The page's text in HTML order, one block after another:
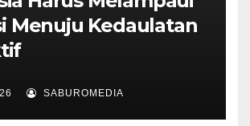
Menuju Kedaulatan
SABUROMEDIA